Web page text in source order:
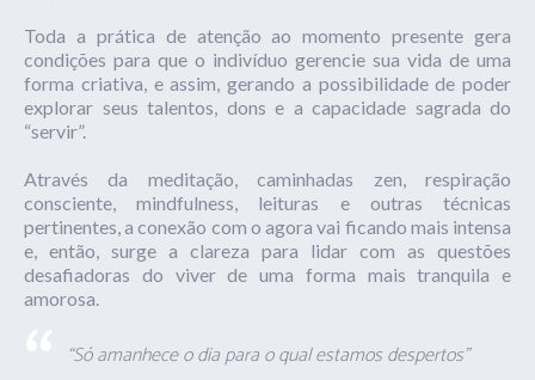
Toda a prática de atenção ao momento presente gera
condições para que o indivíduo gerencie sua vida de uma
forma criativa, e assim, gerando a possibilidade de poder
explorar seus talentos, dons e a capacidade sagrada do
“servir”.
Através da meditação, caminhadas zen, respiração
consciente,mindfulness , leituras e outras técnicas
pertinentes, a conexão com o agora vai ficando mais intensa
e, então, surge a clareza para lidar com as questões
desafiadoras do viver de uma forma mais tranquila e
amorosa.
“Só amanhece o dia para o qual estamos despertos”